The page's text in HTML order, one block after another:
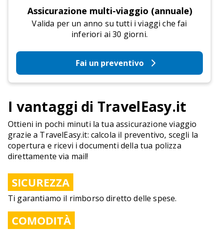
Assicurazione multi-viaggio (annuale)
Valida per un anno su tutti i viaggi che fai
inferiori ai 30 giorni.
Fai un preventivo
I vantaggi di TravelEasy.it
Ottieni in pochi minuti la tua assicurazione viaggio
grazie a TravelEasy.it: calcola il preventivo, scegli la
copertura e ricevi i documenti della tua polizza
direttamente via mail!
SICUREZZA
Ti garantiamo il rimborso diretto delle spese.
COMODITÀ